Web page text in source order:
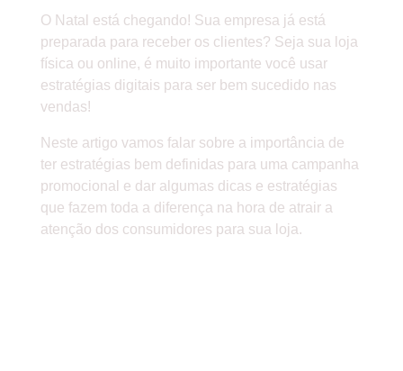
O Natal está chegando! Sua empresa já está
preparada para receber os clientes? Seja sua loja
física ou online, é muito importante você usar
estratégias digitais para ser bem sucedido nas
vendas!
Neste artigo vamos falar sobre a importância de
ter estratégias bem definidas para uma campanha
promocional e dar algumas dicas e estratégias
que fazem toda a diferença na hora de atrair a
atenção dos consumidores para sua loja.